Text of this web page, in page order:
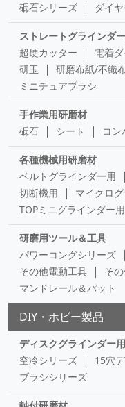
砥石シリーズ
ダイ
ストレートグラインダ
超硬カッター
電着
研玉
研磨布紙/不織
ミニチュアブラシ
手作業用研磨材
砥石
シート コン
各種機械用研磨材
ベルトグラインダー用
切断機用
マイクロ
TOPミニグラインダー用
研磨用ツール＆工具
パワーコングシリーズ
その他電動工具
そ
マンドレール＆パット
DIY・ホビー製品
ディスクグラインダー
空冷シリーズ
15穴
ブラシシリーズ